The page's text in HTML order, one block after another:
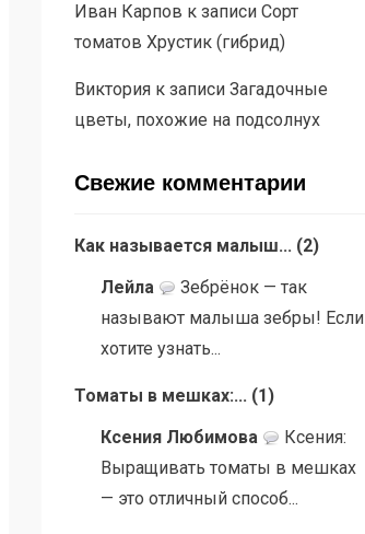
Иван Карпов к записи Сорт
томатов Хрустик (гибрид)
Викторияк записи Загадочные
цветы, похожие на подсолнух
Свежие комментарии
Как называется малыш... (2)
Лейла
Зебрёнок — так
называют малыша зебры! Если
хотите узнать...
Томаты в мешках:... (1)
Ксения Любимова
Ксения:
Выращивать томаты в мешках
— это отличный способ...